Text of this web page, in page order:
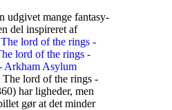
udgivet mange fantasy-
del inspireret af
The lord of the rings -
lord of the rings -
Arkham Asylum
lord of the rings -
har ligheder, men
gør at det minder